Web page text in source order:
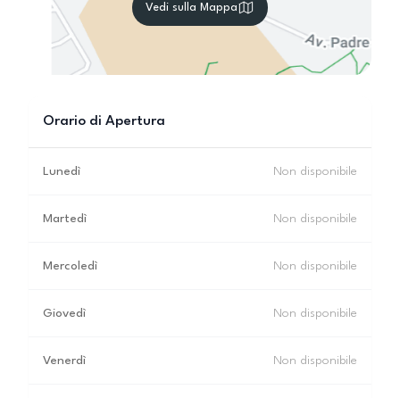
Vedi sulla Mappa
Orario di Apertura
Lunedì Non disponibile
Martedì Non disponibile
Mercoledì Non disponibile
Giovedì Non disponibile
Venerdì Non disponibile